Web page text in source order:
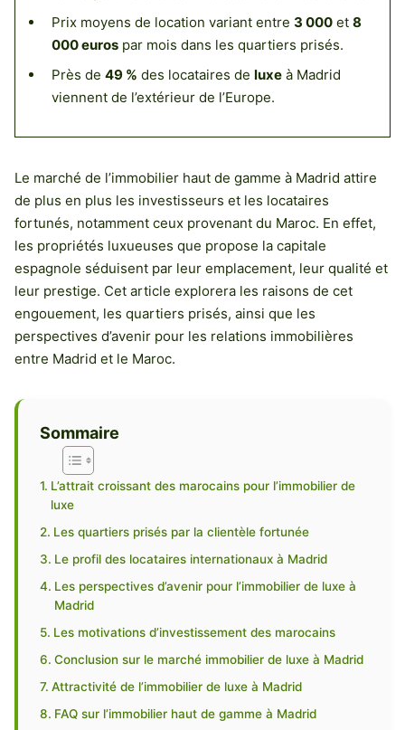
Prix moyens de location variant entre 3 000et 8
000 eurospar mois dans les quartiers prisés.
Près de 49 % des locataires de luxeà Madrid
viennent de l’extérieur de l’Europe.
Le marché de l’immobilier haut de gamme à Madrid attire
de plus en plus les investisseurs et les locataires
fortunés, notamment ceux provenant du Maroc. En effet,
les propriétés luxueuses que propose la capitale
espagnole séduisent par leur emplacement, leur qualité et
leur prestige. Cet article explorera les raisons de cet
engouement, les quartiers prisés, ainsi que les
perspectives d’avenir pour les relations immobilières
entre Madrid et le Maroc.
Sommaire
L’attrait croissant des marocains pour l’immobilier de
luxe
Les quartiers prisés par la clientèle fortunée
Le profil des locataires internationaux à Madrid
Les perspectives d’avenir pour l’immobilier de luxe à
Madrid
Les motivations d’investissement des marocains
Conclusion sur le marché immobilier de luxe à Madrid
Attractivité de l’immobilier de luxe à Madrid
FAQ sur l’immobilier haut de gamme à Madrid